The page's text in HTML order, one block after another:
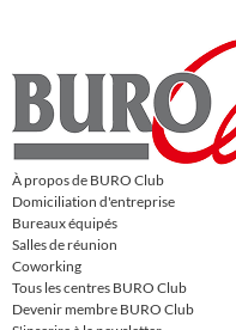
À propos de BURO Club
Domiciliation d'entreprise
Bureaux équipés
Salles de réunion
Coworking
Tous les centres BURO Club
Devenir membre BURO Club